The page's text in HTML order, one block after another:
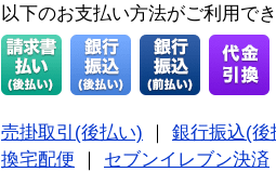
以下のお支払い方法がご利用で
売掛取引(後払い)
銀行振込(後
換宅配便
セブンイレブン決済